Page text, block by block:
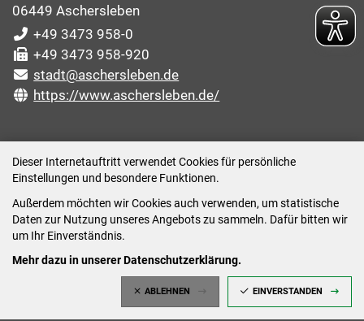
Dieser Internetauftritt verwendet Cookies für persönliche
Einstellungen und besondere Funktionen.
Außerdem möchten wir Cookies auch verwenden, um statistische
Daten zur Nutzung unseres Angebots zu sammeln. Dafür bitten wir
um Ihr Einverständnis.
Mehr dazu in unserer Datenschutzerklärung.
ABLEHNEN EINVERSTANDEN
06449 Aschersleben
+49 3473 958-0
+49 3473 958-920
stadt@aschersleben.de
https://www.aschersleben.de/
Montag: 09:00-12:00 /14:00-15:00 Uhr
Dienstag: 09:00-12:00 /14:00-16:00 Uhr
Mittwoch: 09:00 - 12:00 Uhr (nach vorheriger
Donnerstag: 09:00-12:00 /14:00-18:00 Uhr
Freitag: 09:00-12:00 Uhr